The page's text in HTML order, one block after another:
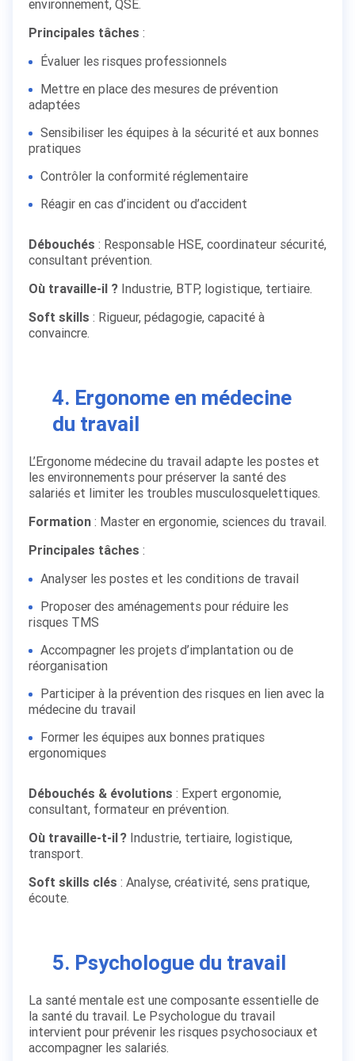
environnement, QSE.
Principales tâches :
Évaluer les risques professionnels
Mettre en place des mesures de prévention
adaptées
Sensibiliser les équipes à la sécurité et aux bonnes
pratiques
Contrôler la conformité réglementaire
Réagir en cas d’incident ou d’accident
Débouchés : Responsable HSE, coordinateur sécurité,
consultant prévention.
Où travaille-il ? Industrie, BTP, logistique, tertiaire.
Soft skills : Rigueur, pédagogie, capacité à
convaincre.
4. Ergonome en médecine
du travail
L’Ergonome médecine du travail adapte les postes et
les environnements pour préserver la santé des
salariés et limiter les troubles musculosquelettiques.
Formation : Master en ergonomie, sciences du travail.
Principales tâches :
Analyser les postes et les conditions de travail
Proposer des aménagements pour réduire les
risques TMS
Accompagner les projets d’implantation ou de
réorganisation
Participer à la prévention des risques en lien avec la
médecine du travail
Former les équipes aux bonnes pratiques
ergonomiques
Débouchés & évolutions : Expert ergonomie,
consultant, formateur en prévention.
Où travaille-t-il ? Industrie, tertiaire, logistique,
transport.
Soft skills clés : Analyse, créativité, sens pratique,
écoute.
5. Psychologue du travail
La santé mentale est une composante essentielle de
la santé du travail. Le Psychologue du travail
intervient pour prévenir les risques psychosociaux et
accompagner les salariés.